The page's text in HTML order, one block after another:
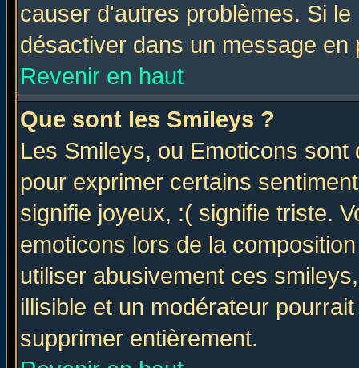
causer d'autres problèmes. Si
désactiver dans un message
Revenir en haut
Que sont les Smileys ?
Les Smileys, ou Emoticons
pour exprimer certains
signifie joyeux, :( signifie triste.
emoticons lors de la
utiliser abusivement ces
illisible et un modérateur
supprimer entièrement.